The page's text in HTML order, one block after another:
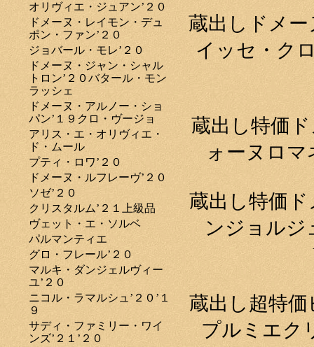
オリヴィエ・ジュアン’２０
ドメーヌ・レイモン・デュ
ポン・ファン’２０
ジョバール・モレ’２０
ドメーヌ・ジャン・シャル
トロン’２０バタール・モン
ラッシェ
ドメーヌ・アルノー・ショ
パン’１９クロ・ヴージョ
アリス・エ・オリヴィエ・
ド・ムール
プティ・ロワ’２０
ドメーヌ・ルフレーヴ’２０
ソゼ’２０
クリスタルム’２１上級品
ヴェット・エ・ソルベ
パルマンティエ
グロ・フレール’２０
マルキ・ダンジェルヴィー
ユ’２０
ニコル・ラマルシュ’２０’１
９
サディ・ファミリー・ワイ
ンズ’２１’２０
蔵出しドメ
イッセ・ク
蔵出し特価
ォーヌロ
蔵出し特価
ンジョルジ
蔵出し超特
プルミエク